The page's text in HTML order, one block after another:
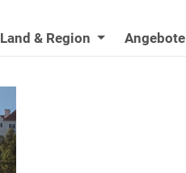
Land & Region Angebote